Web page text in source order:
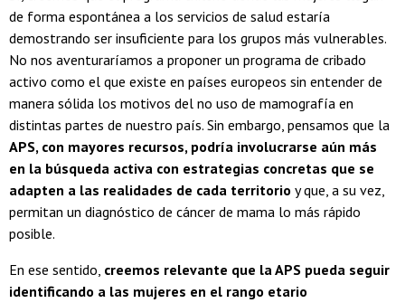
de forma espontánea a los servicios de salud estaría
demostrando ser insuficiente para los grupos más vulnerables.
No nos aventuraríamos a proponer un programa de cribado
activo como el que existe en países europeos sin entender de
manera sólida los motivos del no uso de mamografía en
distintas partes de nuestro país. Sin embargo, pensamos que la
APS, con mayores recursos, podría involucrarse aún más
en la búsqueda activa con estrategias concretas que se
adapten a las realidades de cada territorio y que, a su vez,
permitan un diagnóstico de cáncer de mama lo más rápido
posible.
En ese sentido, creemos relevante que la APS pueda seguir
identificando a las mujeres en el rango etario